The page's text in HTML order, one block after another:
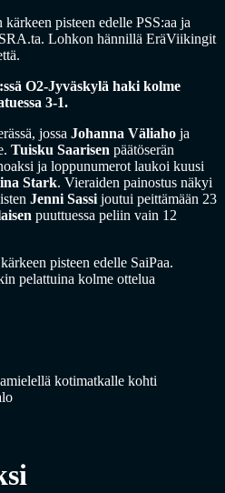
pisteen edelle PSS:aa ja
Lohkon hännillä EräViikingit
O2-Jyväskylä haki kolme
3-1.
jossa Johanna Väliaho ja
Tuisku Saarisen päätöserän
ja loppunumerot laukoi kuusi
Stark. Vieraiden painostus näkyi
Jenni Sassi joutui peittämään 23
puuttuessa peliin vain 12
pisteen edelle SaiPaa.
pelattuina kolme ottelua
kotimatkalle kohti